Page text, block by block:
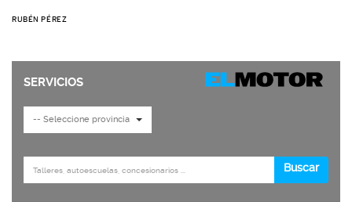
RUBÉN PÉREZ